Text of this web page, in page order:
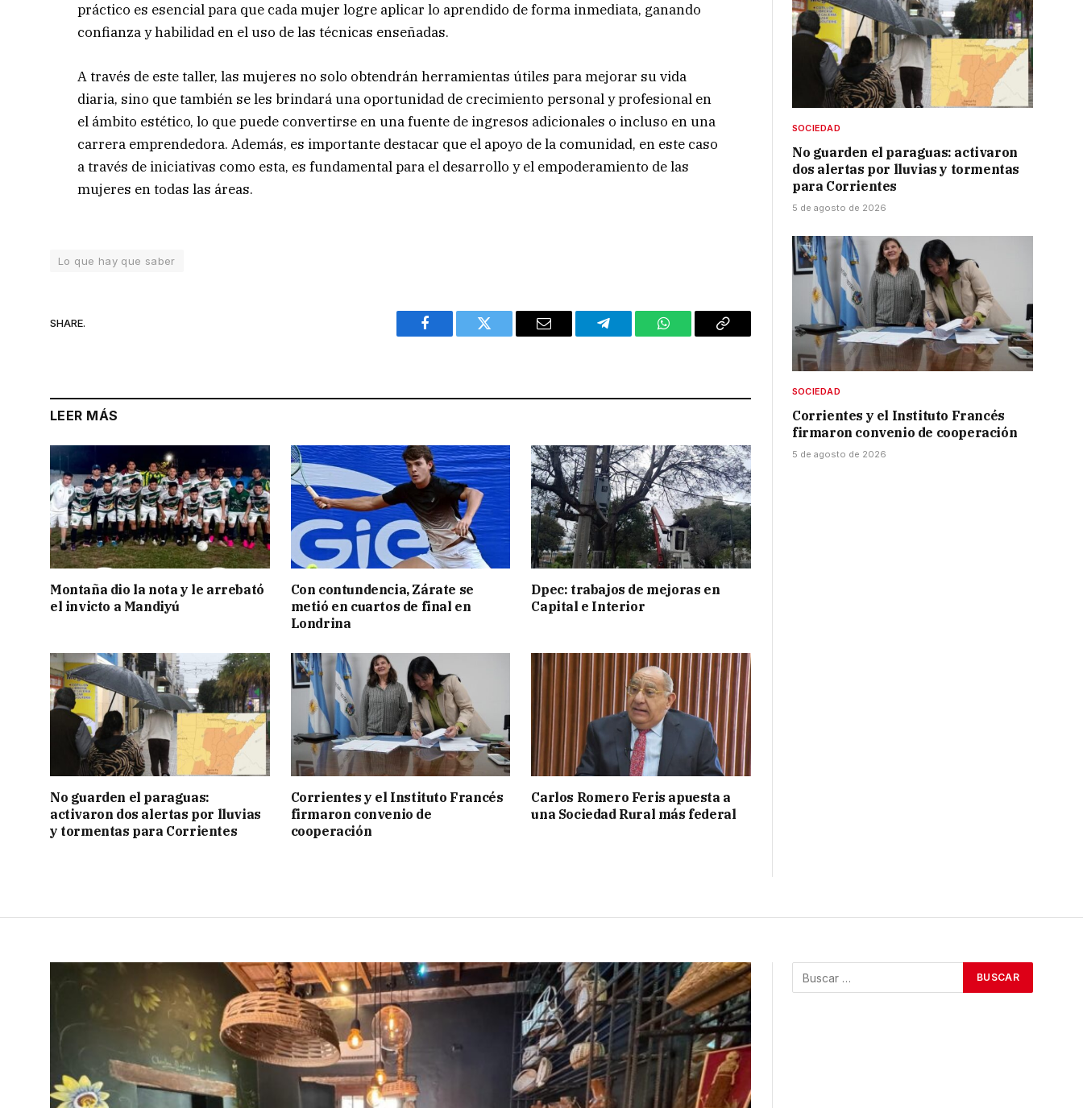
práctico es esencial para que cada mujer logre aplicar lo aprendido de forma inmediata, ganando
confianza y habilidad en el uso de las técnicas enseñadas.
A través de este taller, las mujeres no solo obtendrán herramientas útiles para mejorar su vida
diaria, sino que también se les brindará una oportunidad de crecimiento personal y profesional en
el ámbito estético, lo que puede convertirse en una fuente de ingresos adicionales o incluso en una
carrera emprendedora. Además, es importante destacar que el apoyo de la comunidad, en este caso
a través de iniciativas como esta, es fundamental para el desarrollo y el empoderamiento de las
mujeres en todas las áreas.
Lo que hay que saber
SHARE.
Facebook Twitter Email Telegram WhatsAppCopy
LEER MÁS
Montaña dio la nota y le arrebató
el invicto a Mandiyú
Con contundencia, Zárate se
metió en cuartos de final en
Londrina
Dpec: trabajos de mejoras en
Capital e Interior
No guarden el paraguas:
activaron dos alertas por lluvias
y tormentas para Corrientes
Corrientes y el Instituto Francés
firmaron convenio de
cooperación
Carlos Romero Feris apuesta a
una Sociedad Rural más federal
SOCIEDAD
No guarden el paraguas: activaron
dos alertas por lluvias y tormentas
para Corrientes
5 de agosto de 2026
SOCIEDAD
Corrientes y el Instituto Francés
firmaron convenio de cooperación
5 de agosto de 2026